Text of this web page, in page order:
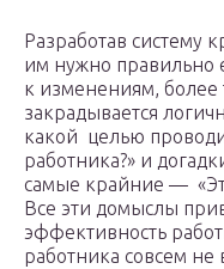
Разработав систему
им нужно правильно
к изменениям, более
закрадывается
какой целью
работника?» и
самые крайние —
Все эти домыслы
эффективность
работника совсем не